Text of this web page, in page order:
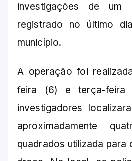
investigações de um
registrado no último
município.
A operação foi
feira (6) e terça-feira
investigadores
aproximadamente
quadrados utilizada para